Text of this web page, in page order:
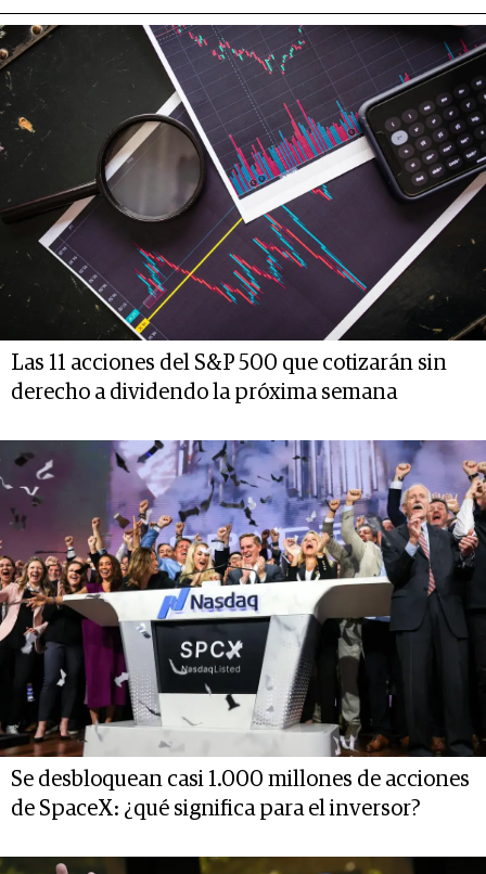
Las 11 acciones del S&P 500 que cotizarán sin
derecho a dividendo la próxima semana
Se desbloquean casi 1.000 millones de acciones
de SpaceX: ¿qué significa para el inversor?